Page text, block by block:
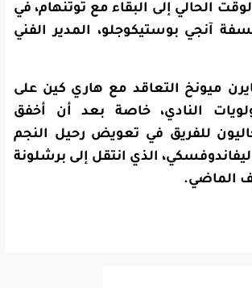
الحالي إلى البقاء مع توتنهام، في
آنجي بوستيكوجلو، المدير الفني
ميونخ التعاقد مع هاري كين على
النادي، خاصة بعد أن أخفق
للفريق في تعويض رحيل النجم
ليفاندوفسكي، الذي انتقل إلى برشلونة
الماضي.